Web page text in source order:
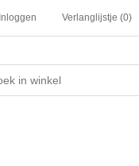
Inloggen Verlanglijstje (0)